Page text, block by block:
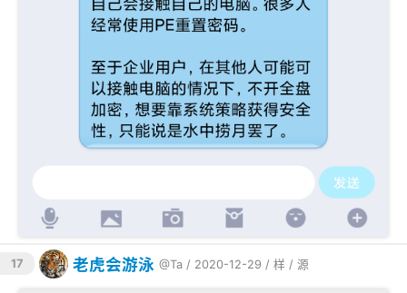
17 老虎会游泳 @Ta / 2020-12-29 / 样 / 源